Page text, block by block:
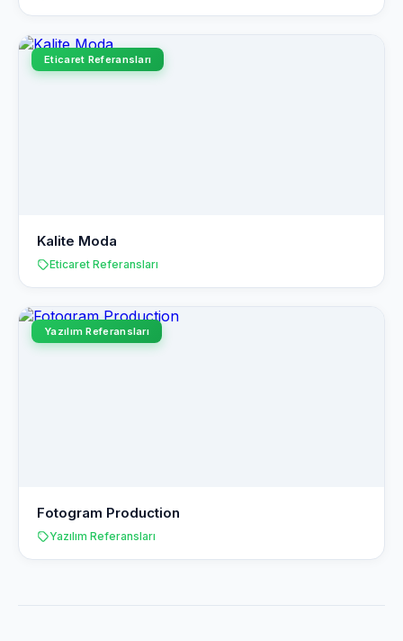
Eticaret Referansları
Kalite Moda
Eticaret Referansları
Yazılım Referansları
Fotogram Production
Yazılım Referansları